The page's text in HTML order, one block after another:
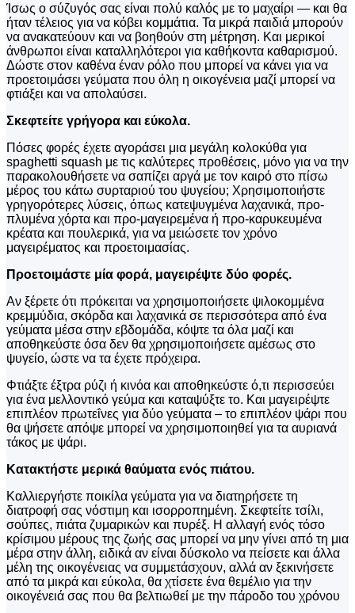
Ίσως ο σύζυγός σας είναι πολύ καλός με το μαχαίρι — και θα
ήταν τέλειος για να κόβει κομμάτια. Τα μικρά παιδιά μπορούν
να ανακατεύουν και να βοηθούν στη μέτρηση. Και μερικοί
άνθρωποι είναι καταλληλότεροι για καθήκοντα καθαρισμού.
Δώστε στον καθένα έναν ρόλο που μπορεί να κάνει για να
προετοιμάσει γεύματα που όλη η οικογένεια μαζί μπορεί να
φτιάξει και να απολαύσει.
Σκεφτείτε γρήγορα και εύκολα.
Πόσες φορές έχετε αγοράσει μια μεγάλη κολοκύθα για
spaghetti squash με τις καλύτερες προθέσεις, μόνο για να την
παρακολουθήσετε να σαπίζει αργά με τον καιρό στο πίσω
μέρος του κάτω συρταριού του ψυγείου; Χρησιμοποιήστε
γρηγορότερες λύσεις, όπως κατεψυγμένα λαχανικά, προ-
πλυμένα χόρτα και προ-μαγειρεμένα ή προ-καρυκευμένα
κρέατα και πουλερικά, για να μειώσετε τον χρόνο
μαγειρέματος και προετοιμασίας.
Προετοιμάστε μία φορά, μαγειρέψτε δύο φορές.
Αν ξέρετε ότι πρόκειται να χρησιμοποιήσετε ψιλοκομμένα
κρεμμύδια, σκόρδα και λαχανικά σε περισσότερα από ένα
γεύματα μέσα στην εβδομάδα, κόψτε τα όλα μαζί και
αποθηκεύστε όσα δεν θα χρησιμοποιήσετε αμέσως στο
ψυγείο, ώστε να τα έχετε πρόχειρα.
Φτιάξτε έξτρα ρύζι ή κινόα και αποθηκεύστε ό,τι περισσεύει
για ένα μελλοντικό γεύμα και καταψύξτε το. Και μαγειρέψτε
επιπλέον πρωτεΐνες για δύο γεύματα – το επιπλέον ψάρι που
θα ψήσετε απόψε μπορεί να χρησιμοποιηθεί για τα αυριανά
τάκος με ψάρι.
Κατακτήστε μερικά θαύματα ενός πιάτου.
Καλλιεργήστε ποικίλα γεύματα για να διατηρήσετε τη
διατροφή σας νόστιμη και ισορροπημένη. Σκεφτείτε τσίλι,
σούπες, πιάτα ζυμαρικών και πυρέξ. Η αλλαγή ενός τόσο
κρίσιμου μέρους της ζωής σας μπορεί να μην γίνει από τη μια
μέρα στην άλλη, ειδικά αν είναι δύσκολο να πείσετε και άλλα
μέλη της οικογένειας να συμμετάσχουν, αλλά αν ξεκινήσετε
από τα μικρά και εύκολα, θα χτίσετε ένα θεμέλιο για την
οικογένειά σας που θα βελτιωθεί με την πάροδο του χρόνου